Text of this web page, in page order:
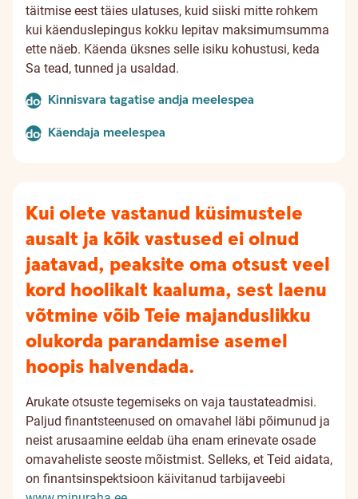
täitmise eest täies ulatuses, kuid siiski mitte rohkem
kui käenduslepingus kokku lepitav maksimumsumma
ette näeb. Käenda üksnes selle isiku kohustusi, keda
Sa tead, tunned ja usaldad.
document
Kinnisvara tagatise andja meelespea
document
Käendaja meelespea
Kui olete vastanud küsimustele
ausalt ja kõik vastused ei olnud
jaatavad, peaksite oma otsust veel
kord hoolikalt kaaluma, sest laenu
võtmine võib Teie majanduslikku
olukorda parandamise asemel
hoopis halvendada.
Arukate otsuste tegemiseks on vaja taustateadmisi.
Paljud finantsteenused on omavahel läbi põimunud ja
neist arusaamine eeldab üha enam erinevate osade
omavaheliste seoste mõistmist. Selleks, et Teid aidata,
on finantsinspektsioon käivitanud tarbijaveebi